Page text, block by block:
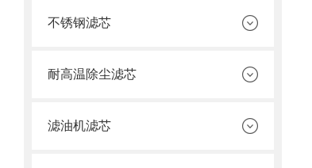
不锈钢滤芯
耐高温除尘滤芯
滤油机滤芯